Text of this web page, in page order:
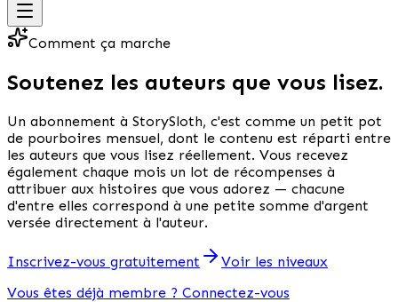
Comment ça marche
Soutenez les auteurs que vous lisez.
Un abonnement à StorySloth, c'est comme un petit pot
de pourboires mensuel, dont le contenu est réparti entre
les auteurs que vous lisez réellement. Vous recevez
également chaque mois un lot de récompenses à
attribuer aux histoires que vous adorez — chacune
d'entre elles correspond à une petite somme d'argent
versée directement à l'auteur.
Inscrivez-vous gratuitement
Voir les niveaux
Vous êtes déjà membre ? Connectez-vous